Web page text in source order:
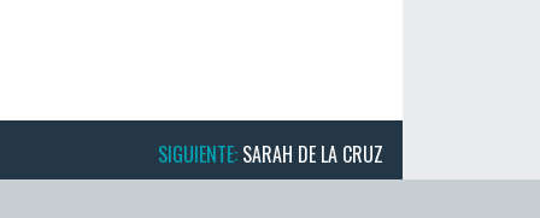
SIGUIENTE: SARAH DE LA CRUZ